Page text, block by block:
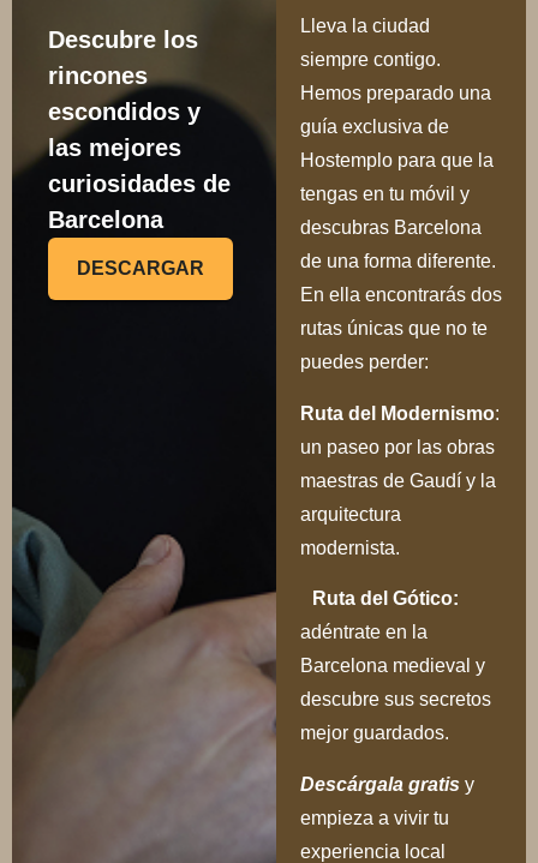
Descubre los
rincones
escondidos y
las mejores
curiosidades de
Barcelona
DESCARGAR
Lleva la ciudad
siempre contigo.
Hemos preparado una
guía exclusiva de
Hostemplo para que la
tengas en tu móvil y
descubras Barcelona
de una forma diferente.
En ella encontrarás dos
rutas únicas que no te
puedes perder:
Ruta del Modernismo:
un paseo por las obras
maestras de Gaudí y la
arquitectura
modernista.
Ruta del Gótico:
adéntrate en la
Barcelona medieval y
descubre sus secretos
mejor guardados.
Descárgala gratis y
empieza a vivir tu
experiencia local